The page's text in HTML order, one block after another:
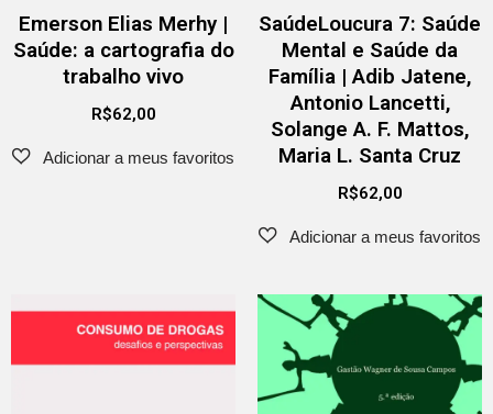
Emerson Elias Merhy |
Saúde: a cartografia do
trabalho vivo
R$62,00
SaúdeLoucura 7: Saúde
Mental e Saúde da
Família | Adib Jatene,
Antonio Lancetti,
Solange A. F. Mattos,
Maria L. Santa Cruz
R$62,00